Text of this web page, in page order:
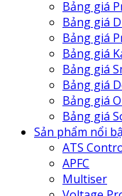
Bảng giá
Bảng giá
Bảng giá
Bảng giá
Bảng giá
Bảng giá
Bảng giá
Bảng giá
Sản phẩm nổi
ATS
APFC
Multiser